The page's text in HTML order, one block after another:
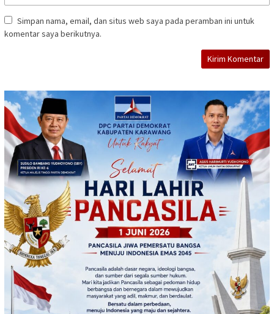
Simpan nama, email, dan situs web saya pada peramban ini untuk
komentar saya berikutnya.